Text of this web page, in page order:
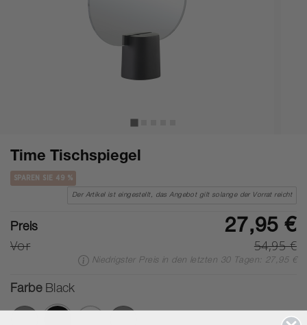
Time Tischspiegel
SPAREN SIE 49 %
Der Artikel ist eingestellt, das Angebot gilt solange der Vorrat reicht
Preis 27,95 €
Vor 54,95 €
Niedrigster Preis in den letzten 30 Tagen: 27,95 €
Farbe Black